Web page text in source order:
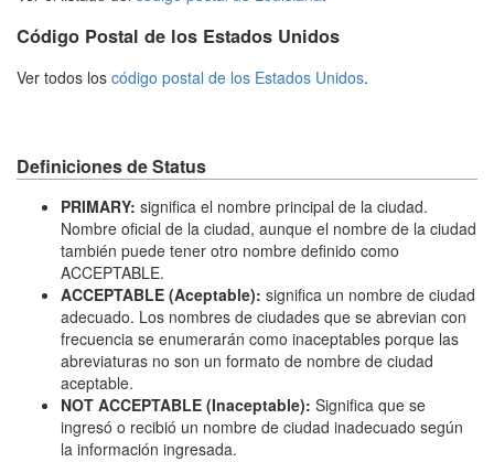
Código Postal de los Estados Unidos
Ver todos los código postal de los Estados Unidos.
Definiciones de Status
PRIMARY: significa el nombre principal de la ciudad.
Nombre oficial de la ciudad, aunque el nombre de la ciudad
también puede tener otro nombre definido como
ACCEPTABLE.
ACCEPTABLE (Aceptable): significa un nombre de ciudad
adecuado. Los nombres de ciudades que se abrevian con
frecuencia se enumerarán como inaceptables porque las
abreviaturas no son un formato de nombre de ciudad
aceptable.
NOT ACCEPTABLE (Inaceptable): Significa que se
ingresó o recibió un nombre de ciudad inadecuado según
la información ingresada.